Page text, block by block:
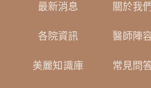
最新消息 關於我們
各院資訊 醫師陣
美麗知識庫 常見問